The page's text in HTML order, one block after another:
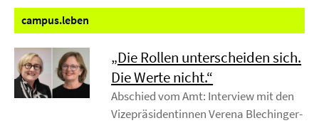
campus.leben
„Die Rollen unterscheiden sich.
Die Werte nicht.“
Abschied vom Amt: Interview mit den
Vizepräsidentinnen Verena Blechinger-